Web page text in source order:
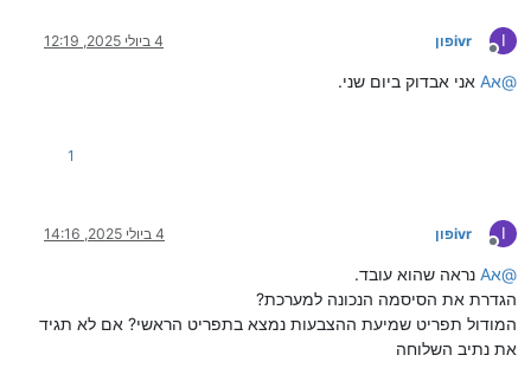
I
מנותק
ivrפון 4 ביולי 2025, 12:19
@אA אני אבדוק ביום שני.
1
I
מנותק
ivrפון 4 ביולי 2025, 14:16
@אA
נראה שהוא עובד.
הגדרת את הסיסמה הנכונה למערכת?
המודול תפריט שמיעת ההצבעות נמצא בתפריט הראשי? אם לא תגיד
את נתיב השלוחה